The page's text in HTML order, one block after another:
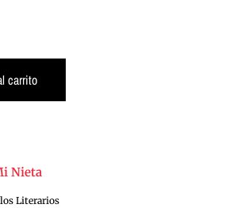
carrito
Nieta
Literarios